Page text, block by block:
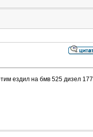
ездил на бмв 525 дизел 177